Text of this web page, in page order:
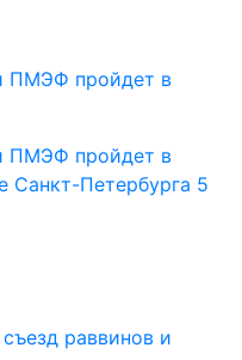
ПМЭФ пройдет в
ПМЭФ пройдет в
Санкт-Петербурга 5
раввинов и